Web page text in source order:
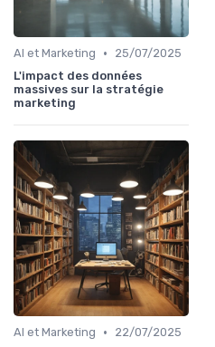
AI et Marketing •
25/07/2025
L'impact des données
massives sur la stratégie
marketing
AI et Marketing •
22/07/2025